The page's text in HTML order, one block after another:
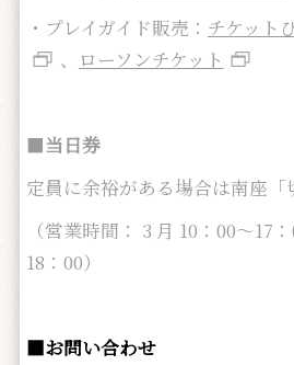
・プレイガイド販売： チケット
、
ローソンチケット
■当日券
定員に余裕がある場合は南座「
（営業時間： 3 月 10：00～
18：00）
■お問い合わせ